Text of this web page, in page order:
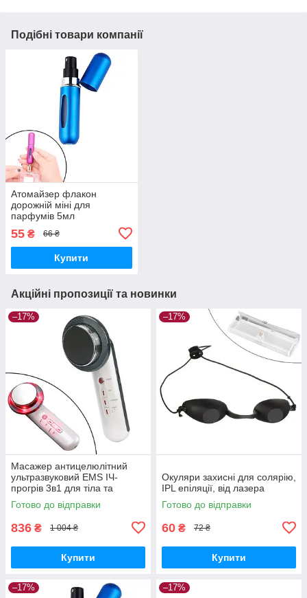
Подібні товари компанії
Атомайзер флакон
дорожній міні для
парфумів 5мл
55 ₴ 66 ₴
Купити
Акційні пропозиції та новинки
–17%
Масажер антицелюлітний
ультразвуковий EMS ІЧ-
прогрів 3в1 для тіла та
обличчя
Готово до відправки
836 ₴ 1 004 ₴
Купити
–17%
Окуляри захисні для солярію,
IPL епіляції, від лазера
Готово до відправки
60 ₴ 72 ₴
Купити
–17% –17%